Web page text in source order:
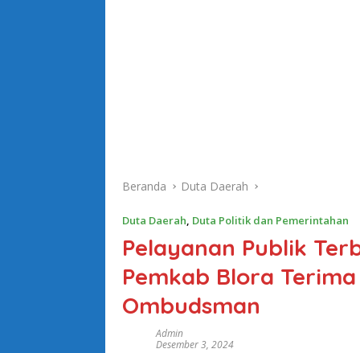
Beranda Duta Daerah
Duta Daerah, Duta Politik dan Pemerintahan
Pelayanan Publik
Pemkab Blora
Ombudsman
Admin
Desember 3, 2024